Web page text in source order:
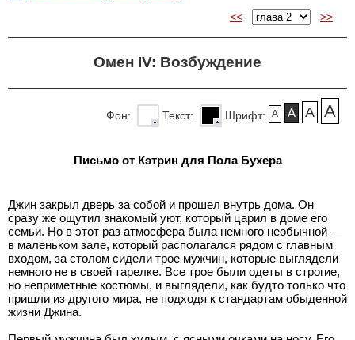
<<
>>
Омен IV: Возбуждение
A A A A
Шрифт:
Текст:
Фон:
Письмо от Кэтрин для Пола Бухера
Джин закрыл дверь за собой и прошел внутрь дома. Он
сразу же ощутил знакомый уют, который царил в доме его
семьи. Но в этот раз атмосфера была немного необычной —
в маленьком зале, который располагался рядом с главным
входом, за столом сидели трое мужчин, которые выглядели
немного не в своей тарелке. Все трое были одеты в строгие,
но неприметные костюмы, и выглядели, как будто только что
пришли из другого мира, не подходя к стандартам обыденной
жизни Джина.